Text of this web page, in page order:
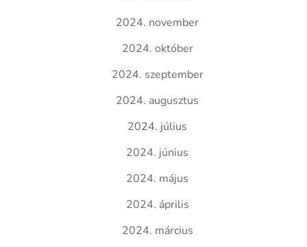
2024. november
2024. október
2024. szeptember
2024. augusztus
2024. július
2024. június
2024. május
2024. április
2024. március